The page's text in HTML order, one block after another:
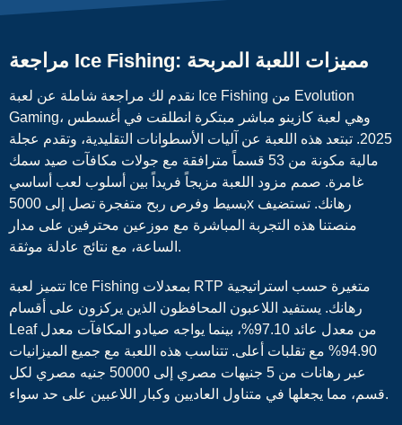
مراجعة Ice Fishing: مميزات اللعبة المربحة
نقدم لك مراجعة شاملة عن لعبة Ice Fishing من Evolution
Gaming، وهي لعبة كازينو مباشر مبتكرة انطلقت في أغسطس
2025. تبتعد هذه اللعبة عن آليات الأسطوانات التقليدية، وتقدم عجلة
مالية مكونة من 53 قسماً مترافقة مع جولات مكافآت صيد سمك
غامرة. صمم مزود اللعبة مزيجاً فريداً بين أسلوب لعب أساسي
بسيط وفرص ربح متفجرة تصل إلى 5000x رهانك. تستضيف
منصتنا هذه التجربة المباشرة مع موزعين محترفين على مدار
الساعة، مع نتائج عادلة موثقة.
تتميز لعبة Ice Fishing بمعدلات RTP متغيرة حسب استراتيجية
رهانك. يستفيد اللاعبون المحافظون الذين يركزون على أقسام
Leaf من معدل عائد 97.10%، بينما يواجه صيادو المكافآت معدل
94.90% مع تقلبات أعلى. تتناسب هذه اللعبة مع جميع الميزانيات
عبر رهانات من 5 جنيهات مصري إلى 50000 جنيه مصري لكل
قسم، مما يجعلها في متناول العاديين وكبار اللاعبين على حد سواء.